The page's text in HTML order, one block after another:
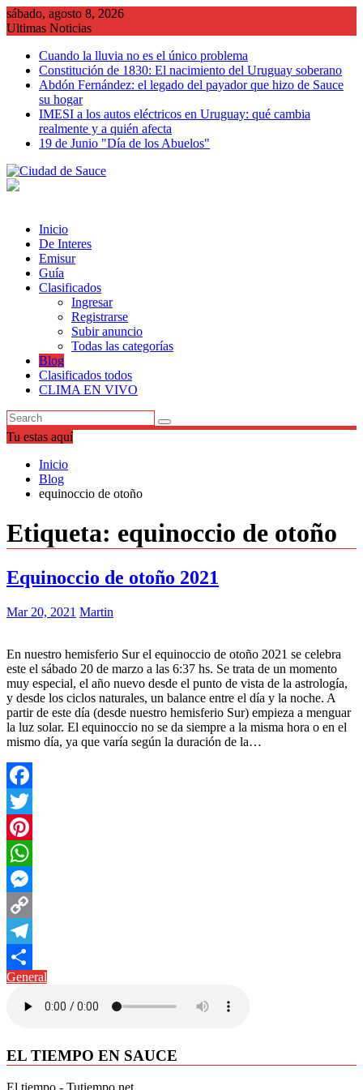
Saltar
al
sábado, agosto 8, 2026
Ultimas Noticias
Cuando la lluvia no es el único problema
Constitución de 1830: El nacimiento del Uruguay soberano
Abdón Fernández: el legado del payador que hizo de Sauce
su hogar
IMESI a los autos eléctricos en Uruguay: qué cambia
realmente y a quién afecta
19 de Junio "Día de los Abuelos"
Inicio
De Interes
Emisur
Guía
Clasificados
Ingresar
Registrarse
Subir anuncio
Todas las categorías
Blog
Clasificados todos
CLIMA EN VIVO
Tu estas aquí
Inicio
Blog
equinoccio de otoño
Etiqueta: equinoccio de otoño
Equinoccio de otoño 2021
Mar 20, 2021 Martin
En nuestro hemisferio Sur el equinoccio de otoño 2021 se celebra
este el sábado 20 de marzo a las 6:37 hs. Se trata de un momento
muy especial, el año nuevo desde el punto de vista de la astrología,
y desde los ciclos naturales, un balance entre el día y la noche. A
partir de este día (desde nuestro hemisferio Sur) empieza a menguar
la luz solar. El equinoccio no se da siempre a la misma hora o en el
mismo día, ya que varía según la duración de la…
Facebook
Twitter
Pinterest
WhatsApp
Messenger
Copy
Link
Telegram
Compartir
General
EL TIEMPO EN SAUCE